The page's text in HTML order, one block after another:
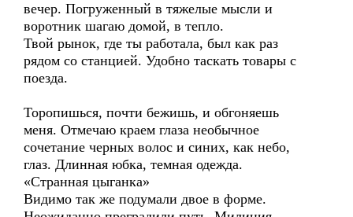
вечер. Погруженный в тяжелые мысли и
воротник шагаю домой, в тепло.
Твой рынок, где ты работала, был как раз
рядом со станцией. Удобно таскать товары с
поезда.
Торопишься, почти бежишь, и обгоняешь
меня. Отмечаю краем глаза необычное
сочетание черных волос и синих, как небо,
глаз. Длинная юбка, темная одежда.
«Странная цыганка»
Видимо так же подумали двое в форме.